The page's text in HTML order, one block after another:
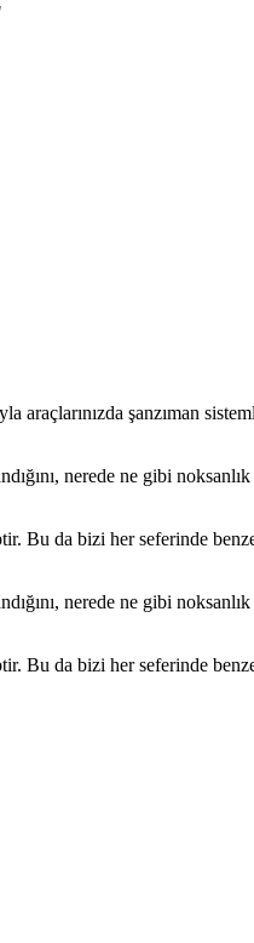
araçlarınızda şanzıman
nerede ne gibi
Bu da bizi her seferinde
nerede ne gibi
Bu da bizi her seferinde